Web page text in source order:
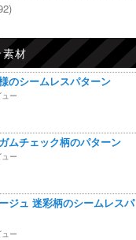
材
のシームレスパターン
ー
ムチェック柄のパターン
ー
ジュ 迷彩柄のシームレスパ
ー